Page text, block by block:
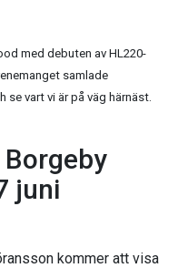
med debuten av HL220-
samlade
se vart vi är på väg härnäst.
juni
kommer att visa